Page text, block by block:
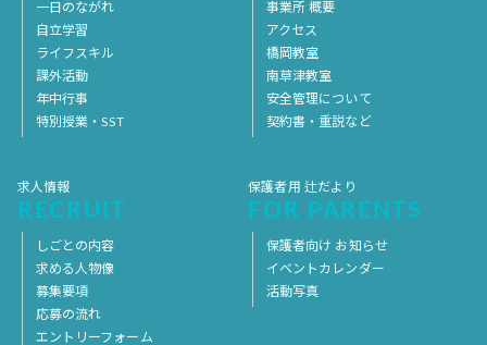
一日のながれ
自立学習
ライフスキル
課外活動
年中行事
特別授業・SST
事業所 概要
アクセス
橋岡教室
南草津教室
安全管理について
契約書・重説など
求人情報
RECRUIT
しごとの内容
求める人物像
募集要項
応募の流れ
エントリーフォーム
保護者用 辻だより
FOR PARENTS
保護者向け お知らせ
イベントカレンダー
活動写真